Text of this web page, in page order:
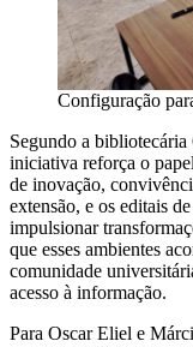
Configuração
Segundo a
iniciativa reforça o
de inovação,
extensão, e os editais
impulsionar
que esses ambientes
comunidade
acesso à informação.
Para Oscar Eliel e